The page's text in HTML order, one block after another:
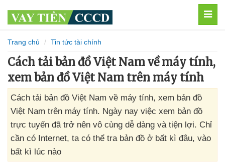
Trang chủ Tin tức tài chính
Cách tải bản đồ Việt Nam về máy tính,
xem bản đồ Việt Nam trên máy tính
Cách tải bản đồ Việt Nam về máy tính, xem bản đồ
Việt Nam trên máy tính. Ngày nay việc xem bản đồ
trực tuyến đã trở nên vô cùng dễ dàng và tiện lợi. Chỉ
cần có Internet, ta có thể tra bản đồ ở bất kì đâu, vào
bất kì lúc nào